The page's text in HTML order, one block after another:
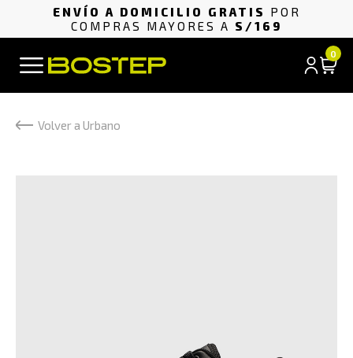
ENVÍO A DOMICILIO GRATIS
POR
COMPRAS MAYORES A S/169
0
Volver a Urbano